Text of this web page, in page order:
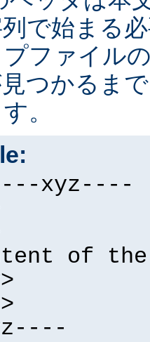
で始まる
ファイル
つかるま
。
xyz----
of